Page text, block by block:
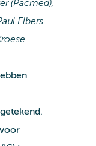
(Pacmed),
Elbers